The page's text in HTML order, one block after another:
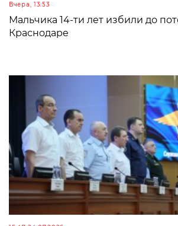
Вчера, 13:53
Мальчика 14-ти лет избили до
Краснодаре